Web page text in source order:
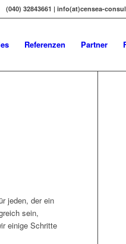
(040) 32843661 | info(at)censea-
Referenzen Partner
jeden, der ein
sein,
einige Schritte